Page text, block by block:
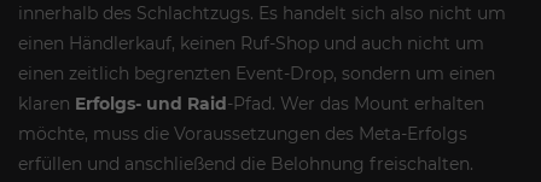
innerhalb des Schlachtzugs. Es handelt sich also nicht um
einen Händlerkauf, keinen Ruf-Shop und auch nicht um
einen zeitlich begrenzten Event-Drop, sondern um einen
klaren Erfolgs- und Raid-Pfad. Wer das Mount erhalten
möchte, muss die Voraussetzungen des Meta-Erfolgs
erfüllen und anschließend die Belohnung freischalten.